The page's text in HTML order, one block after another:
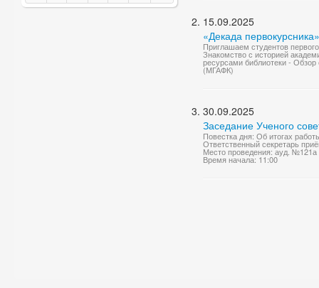
15.09.2025
«Декада первокурсника»
Приглашаем студентов
Знакомство с историей
ресурсами библиотеки - Обзор
(МГАФК)
30.09.2025
Заседание Ученого
Повестка дня: Об итогах
Ответственный секретарь
Место проведения: ауд.
Время начала: 11:00